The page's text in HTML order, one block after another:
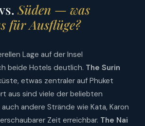
Süden — was
für Ausflüge?
Lage auf der Insel
beide Hotels deutlich. The Surin
etwas zentraler auf Phuket
aus sind viele der beliebten
andere Strände wie Kata, Karon
Zeit erreichbar. The Nai